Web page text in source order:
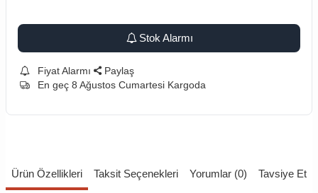
Stok Alarmı
Fiyat Alarmı
Paylaş
En geç 8 Ağustos Cumartesi Kargoda
Ürün Özellikleri Taksit Seçenekleri Yorumlar (0) Tavsiye Et